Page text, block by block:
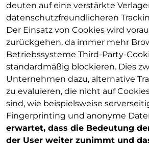
deuten auf eine verstärkte
datenschutzfreundlicheren
Der Einsatz von Cookies wird
zurückgehen, da immer mehr
Betriebssysteme Third-Party-
standardmäßig blockieren. Dies
Unternehmen dazu, alternative
zu evaluieren, die nicht auf
sind, wie beispielsweise
Fingerprinting und anonyme
erwartet, dass die Bedeutung
der User weiter zunimmt und